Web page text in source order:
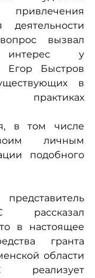
привлечения
деятельности
вызвал
интерес у
Егор Быстров
в
в том числе
личным
подобного
в настоящее
гранта
области